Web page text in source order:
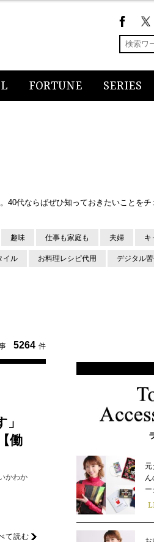
FORTUNE SERIES
40代ならばぜひ知っておきたいことをチ
趣味 仕事も家庭も 夫婦 キ
イル お料理レシピ代用 デジタル
5264 件
働
かわか
て読む
元
ん